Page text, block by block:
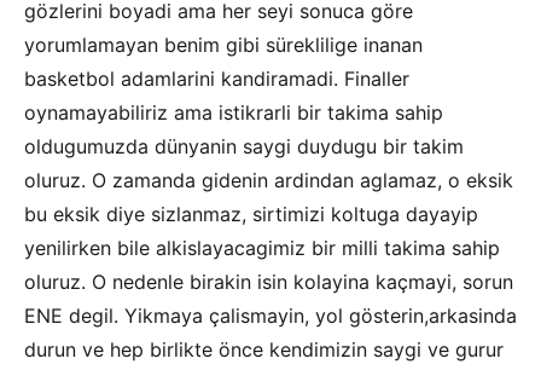
gözlerini boyadi ama her seyi sonuca göre
yorumlamayan benim gibi süreklilige inanan
basketbol adamlarini kandiramadi. Finaller
oynamayabiliriz ama istikrarli bir takima sahip
oldugumuzda dünyanin saygi duydugu bir takim
oluruz. O zamanda gidenin ardindan aglamaz, o eksik
bu eksik diye sizlanmaz, sirtimizi koltuga dayayip
yenilirken bile alkislayacagimiz bir milli takima sahip
oluruz. O nedenle birakin isin kolayina kaçmayi, sorun
ENE degil. Yikmaya çalismayin, yol gösterin,arkasinda
durun ve hep birlikte önce kendimizin saygi ve gurur